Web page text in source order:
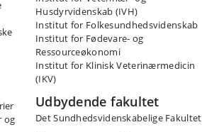
og
Husdyrvidenskab (IVH)
Institut for Folkesundhedsvidenskab
Institut for Fødevare- og
Ressourceøkonomi
Institut for Klinisk Veterinærmedicin
(IKV)
Udbydende fakultet
Det Sundhedsvidenskabelige Fakultet